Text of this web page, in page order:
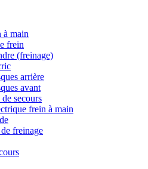
à main
frein
(freinage)
arrière
avant
secours
frein à main
freinage